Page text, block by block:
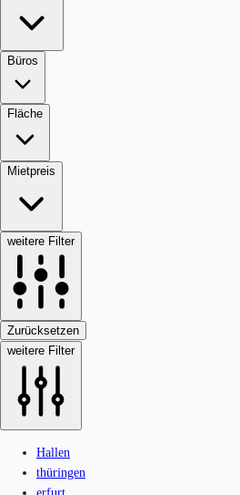
Büros
Fläche
Mietpreis
weitere Filter
Zurücksetzen
weitere Filter
Hallen
thüringen